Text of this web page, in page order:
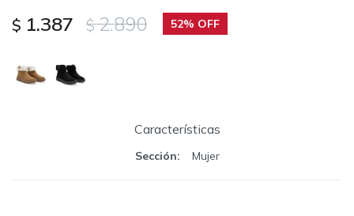
$ 1.387 $ 2.890 52
Características
Sección Mujer